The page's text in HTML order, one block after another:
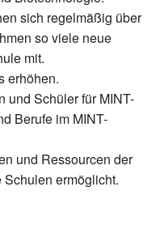
sich regelmäßig über
so viele neue
mit.
erhöhen.
und Schüler für MINT-
Berufe im MINT-
und Ressourcen der
ermöglicht.